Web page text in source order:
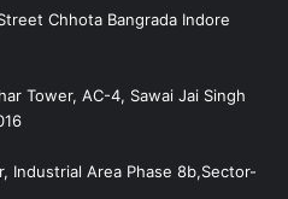
Chhota Bangrada Indore
Tower, AC-4, Sawai Jai Singh
Industrial Area Phase 8b,Sector-